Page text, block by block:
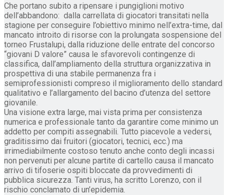
Che portano subito a ripensare i pungiglioni motivo
dell’abbandono: dalla carrellata di giocatori transitati nella
stagione per conseguire l’obiettivo minimo nell’extra-time, dal
mancato introito di risorse con la prolungata sospensione del
torneo Frustalupi, dalla riduzione delle entrate del concorso
“giovani D valore” causa le sfavorevoli contingenze di
classifica, dall’ampliamento della struttura organizzativa in
prospettiva di una stabile permanenza fra i
semiprofessionisti compreso il miglioramento dello standard
qualitativo e l’allargamento del bacino d’utenza del settore
giovanile.
Una visione extra large, mai vista prima per consistenza
numerica e professionale tanto da garantire come minimo un
addetto per compiti assegnabili. Tutto piacevole a vedersi,
graditissimo dai fruitori (giocatori, tecnici, ecc.) ma
irrimediabilmente costoso tenuto anche conto degli incassi
non pervenuti per alcune partite di cartello causa il mancato
arrivo di tifoserie ospiti bloccate da provvedimenti di
pubblica sicurezza. Tanti virus, ha scritto Lorenzo, con il
rischio conclamato di un’epidemia.